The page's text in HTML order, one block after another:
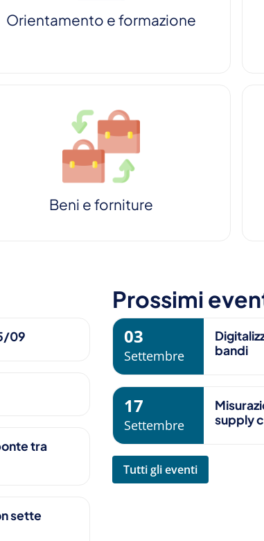
Orientamento e formazione
Beni e forniture
09
tra
sette
Prossimi
03
Settembre
bandi
17
Settembre
supply
Tutti gli eventi